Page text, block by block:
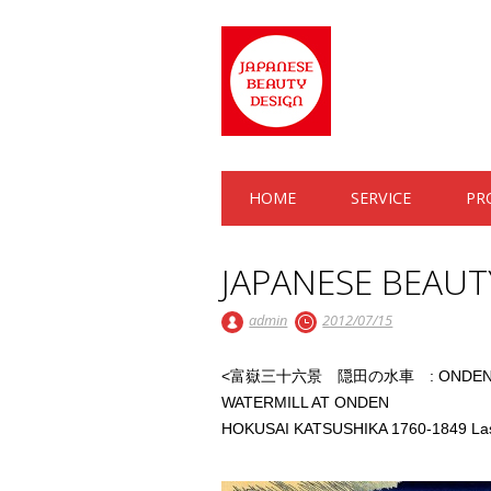
Main menu
HOME SERVICE
JAPANESE
admin 2012/07/15
<富嶽三十六景 隠田の水車 :
WATERMILL AT ONDEN
HOKUSAI KATSUSHIKA 1760-1849